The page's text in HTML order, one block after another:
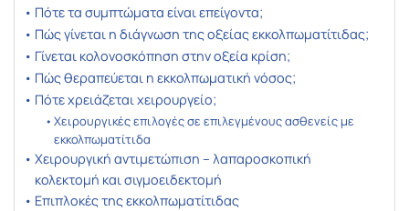
Πότε τα συμπτώματα είναι επείγοντα;
Πώς γίνεται η διάγνωση της οξείας εκκολπωματίτιδας;
Γίνεται κολονοσκόπηση στην οξεία κρίση;
Πώς θεραπεύεται η εκκολπωματική νόσος;
Πότε χρειάζεται χειρουργείο;
Χειρουργικές επιλογές σε επιλεγμένους ασθενείς με
εκκολπωματίτιδα
Χειρουργική αντιμετώπιση – λαπαροσκοπική
κολεκτομή και σιγμοειδεκτομή
Επιπλοκές της εκκολπωματίτιδας